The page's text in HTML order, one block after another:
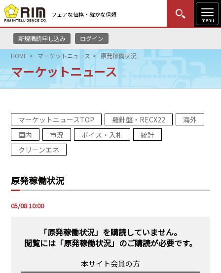
フェアな価格・確かな信頼
menu
新規購読申し込み ログイン
MENU
はじめての方
HOME
リムレポート
メソドロジー
コンサルティング
瑞姆亜太能源諮問(北京)
HOME マーケットニュース 原発稼働状況
マーケットニュース
マーケットニュースTOP 羅針盤・RECX22
海外
国内
市況 ボイス・入札
統計
クリーンエネ
原発稼働状況
05/08 10:00
「原発稼働状況」を購読していません。
閲覧には 「原発稼働状況」のご購読が必要です。
本サイト会員の方